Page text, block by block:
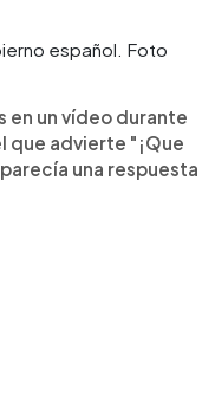
español. Foto
en un vídeo durante
que advierte "¡Que
una respuesta